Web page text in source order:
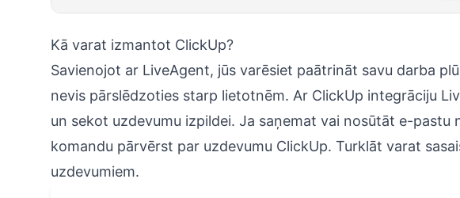
Kā varat izmantot ClickUp?
Savienojot ar LiveAgent, jūs varēsiet paātrināt savu darba
nevis pārslēdzoties starp lietotnēm. Ar ClickUp integrāciju
un sekot uzdevumu izpildei. Ja saņemat vai nosūtāt e-pastu
komandu pārvērst par uzdevumu ClickUp. Turklāt varat
uzdevumiem.